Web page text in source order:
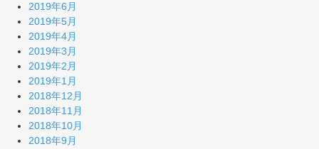
2019年6月
2019年5月
2019年4月
2019年3月
2019年2月
2019年1月
2018年12月
2018年11月
2018年10月
2018年9月